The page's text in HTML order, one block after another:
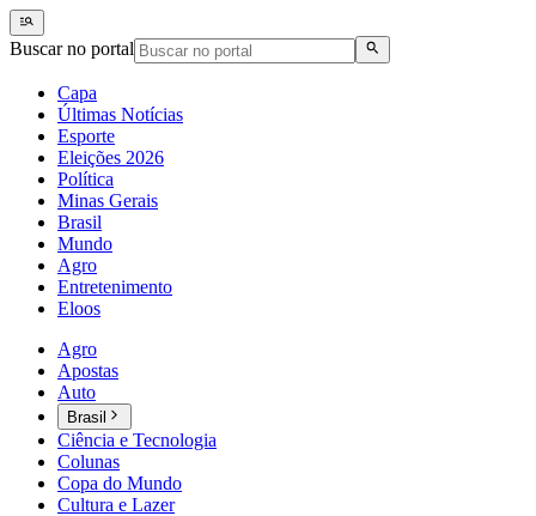
Buscar no portal
Capa
Últimas Notícias
Esporte
Eleições 2026
Política
Minas Gerais
Brasil
Mundo
Agro
Entretenimento
Eloos
Agro
Apostas
Auto
Brasil
Ciência e Tecnologia
Colunas
Copa do Mundo
Cultura e Lazer